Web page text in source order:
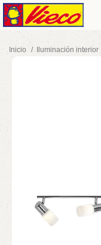
Inicio Iluminación interior